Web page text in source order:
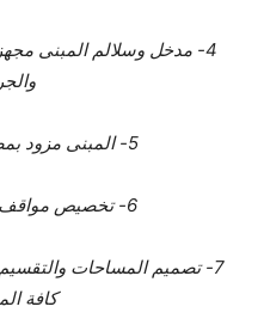
4- مدخل وسلالم المبنى
5- المبنى مزود بمصعد لخدمة السكان.
6- تخصيص مواقف سطحية للسيارات.
7- تصميم المساحات
كافة